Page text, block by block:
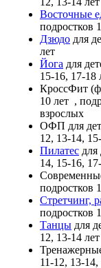
Восточные
подростков
Дзюдо для
лет
Йога для
15-16, 17-18
КроссФит
10 лет ,
взрослых
ОФП для
12, 13-14,
Пилатес для
14, 15-16,
подростков
Стретчинг,
подростков
Танцы для
12, 13-14 лет
11-12, 13-